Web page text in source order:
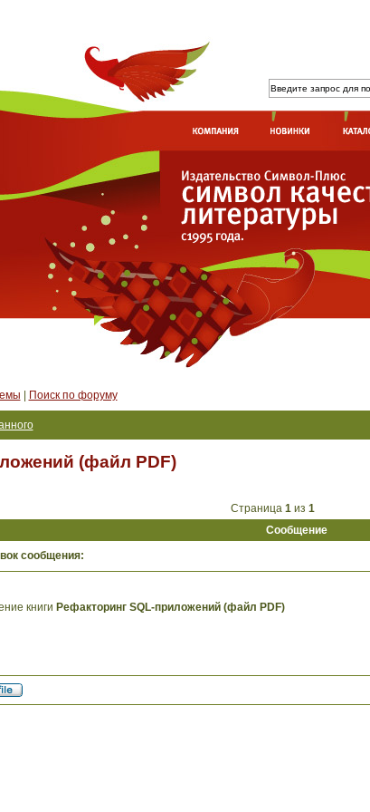
Поиск по форуму
(файл PDF)
Страница 1из 1
Сообщение
сообщения:
книги Рефакторинг SQL-приложений (файл PDF)